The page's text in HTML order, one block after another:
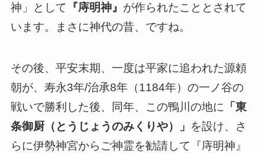
神」として 『庤明神』 が作られたこととされて
います。まさに神代の昔、ですね。
その後、平安末期、一度は平家に追われた源頼
朝が、寿永3年/治承8年（1184年）の一ノ谷の
戦いで勝利した後、同年、この鴨川の地に 「東
条御厨（とうじょうのみくりや）」 を設け、さ
らに伊勢神宮からご神霊を勧請して『庤明神』